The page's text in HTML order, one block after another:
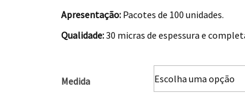
Apresentação: Pacotes de 100 unidades.
Qualidade:30 micras de espessura e
Medida